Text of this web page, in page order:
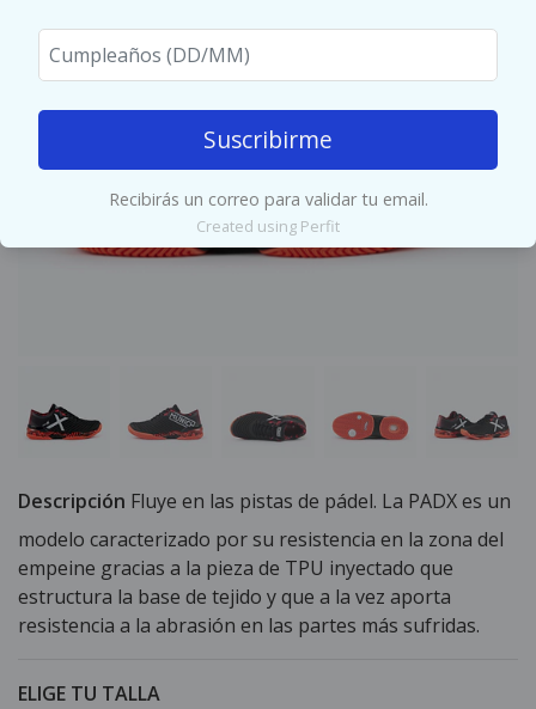
Suscribirme
Recibirás un correo para validar tu email.
Created using Perfit
Descripción Fluye en las pistas de pádel. La PADX es un
modelo caracterizado por su resistencia en la zona del
empeine gracias a la pieza de TPU inyectado que
estructura la base de tejido y que a la vez aporta
resistencia a la abrasión en las partes más sufridas.
ELIGE TU TALLA